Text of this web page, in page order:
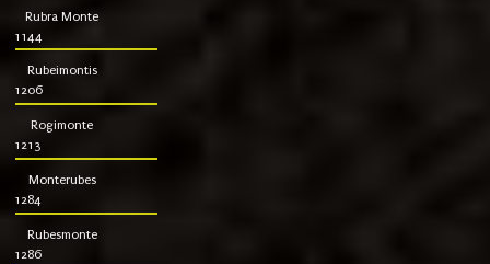
Rubra Monte
1144
Rubeimontis
1206
Rogimonte
1213
Monterubes
1284
Rubesmonte
1286